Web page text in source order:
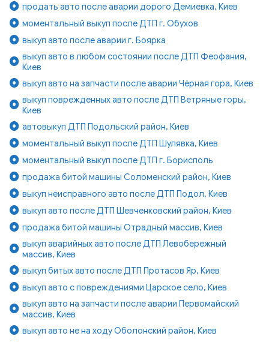
продать авто после аварии дорого Демиевка, Киев
моментальный выкуп после ДТП г. Обухов
выкуп авто после аварии г. Боярка
выкуп авто в любом состоянии после ДТП Феофания,
Киев
выкуп авто на запчасти после аварии Чёрная гора, Киев
выкуп поврежденных авто после ДТП Ветряные горы,
Киев
автовыкуп ДТП Подольский район, Киев
моментальный выкуп после ДТП Шулявка, Киев
моментальный выкуп после ДТП г. Борисполь
продажа битой машины Соломенский район, Киев
выкуп неисправного авто после ДТП Подол, Киев
выкуп авто после ДТП Шевченковский район, Киев
продажа битой машины Отрадный массив, Киев
выкуп аварийных авто после ДТП Левобережный
массив, Киев
выкуп битых авто после ДТП Протасов Яр, Киев
выкуп авто с повреждениями Царское село, Киев
выкуп авто на запчасти после аварии Первомайский
массив, Киев
выкуп авто не на ходу Оболонский район, Киев